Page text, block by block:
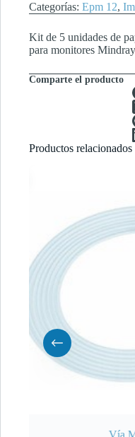
Categorías: Epm 12,
Kit de 5 unidades de
para monitores Mindray
Comparte el producto
Productos relacionados